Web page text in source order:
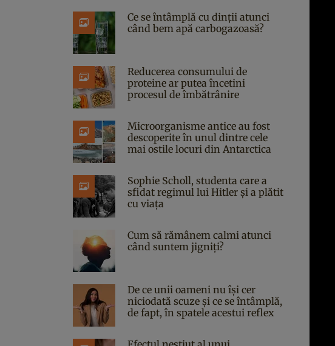
Ce se întâmplă cu dinții atunci
când bem apă carbogazoasă?
Reducerea consumului de
proteine ar putea încetini
procesul de îmbătrânire
Microorganisme antice au fost
descoperite în unul dintre cele
mai ostile locuri din Antarctica
Sophie Scholl, studenta care a
sfidat regimul lui Hitler și a plătit
cu viața
Cum să rămânem calmi atunci
când suntem jigniți?
De ce unii oameni nu își cer
niciodată scuze și ce se întâmplă,
de fapt, în spatele acestui reflex